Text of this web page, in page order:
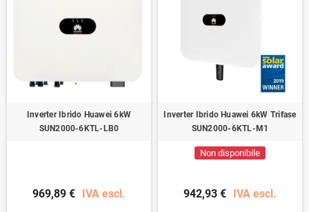
Inverter Ibrido Huawei 6kW
SUN2000-6KTL-LB0
969,89 € IVA escl.
Inverter Ibrido Huawei 6kW Trifase
SUN2000-6KTL-M1
Non disponibile
942,93 € IVA escl.